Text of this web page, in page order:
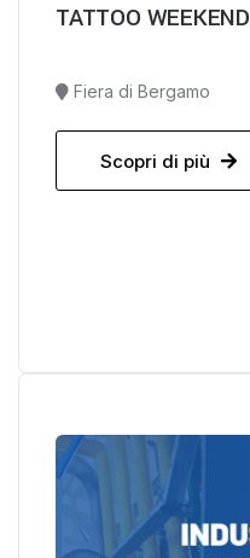
TATTOO WEEKEND
Fiera di Bergamo
Scopri di più